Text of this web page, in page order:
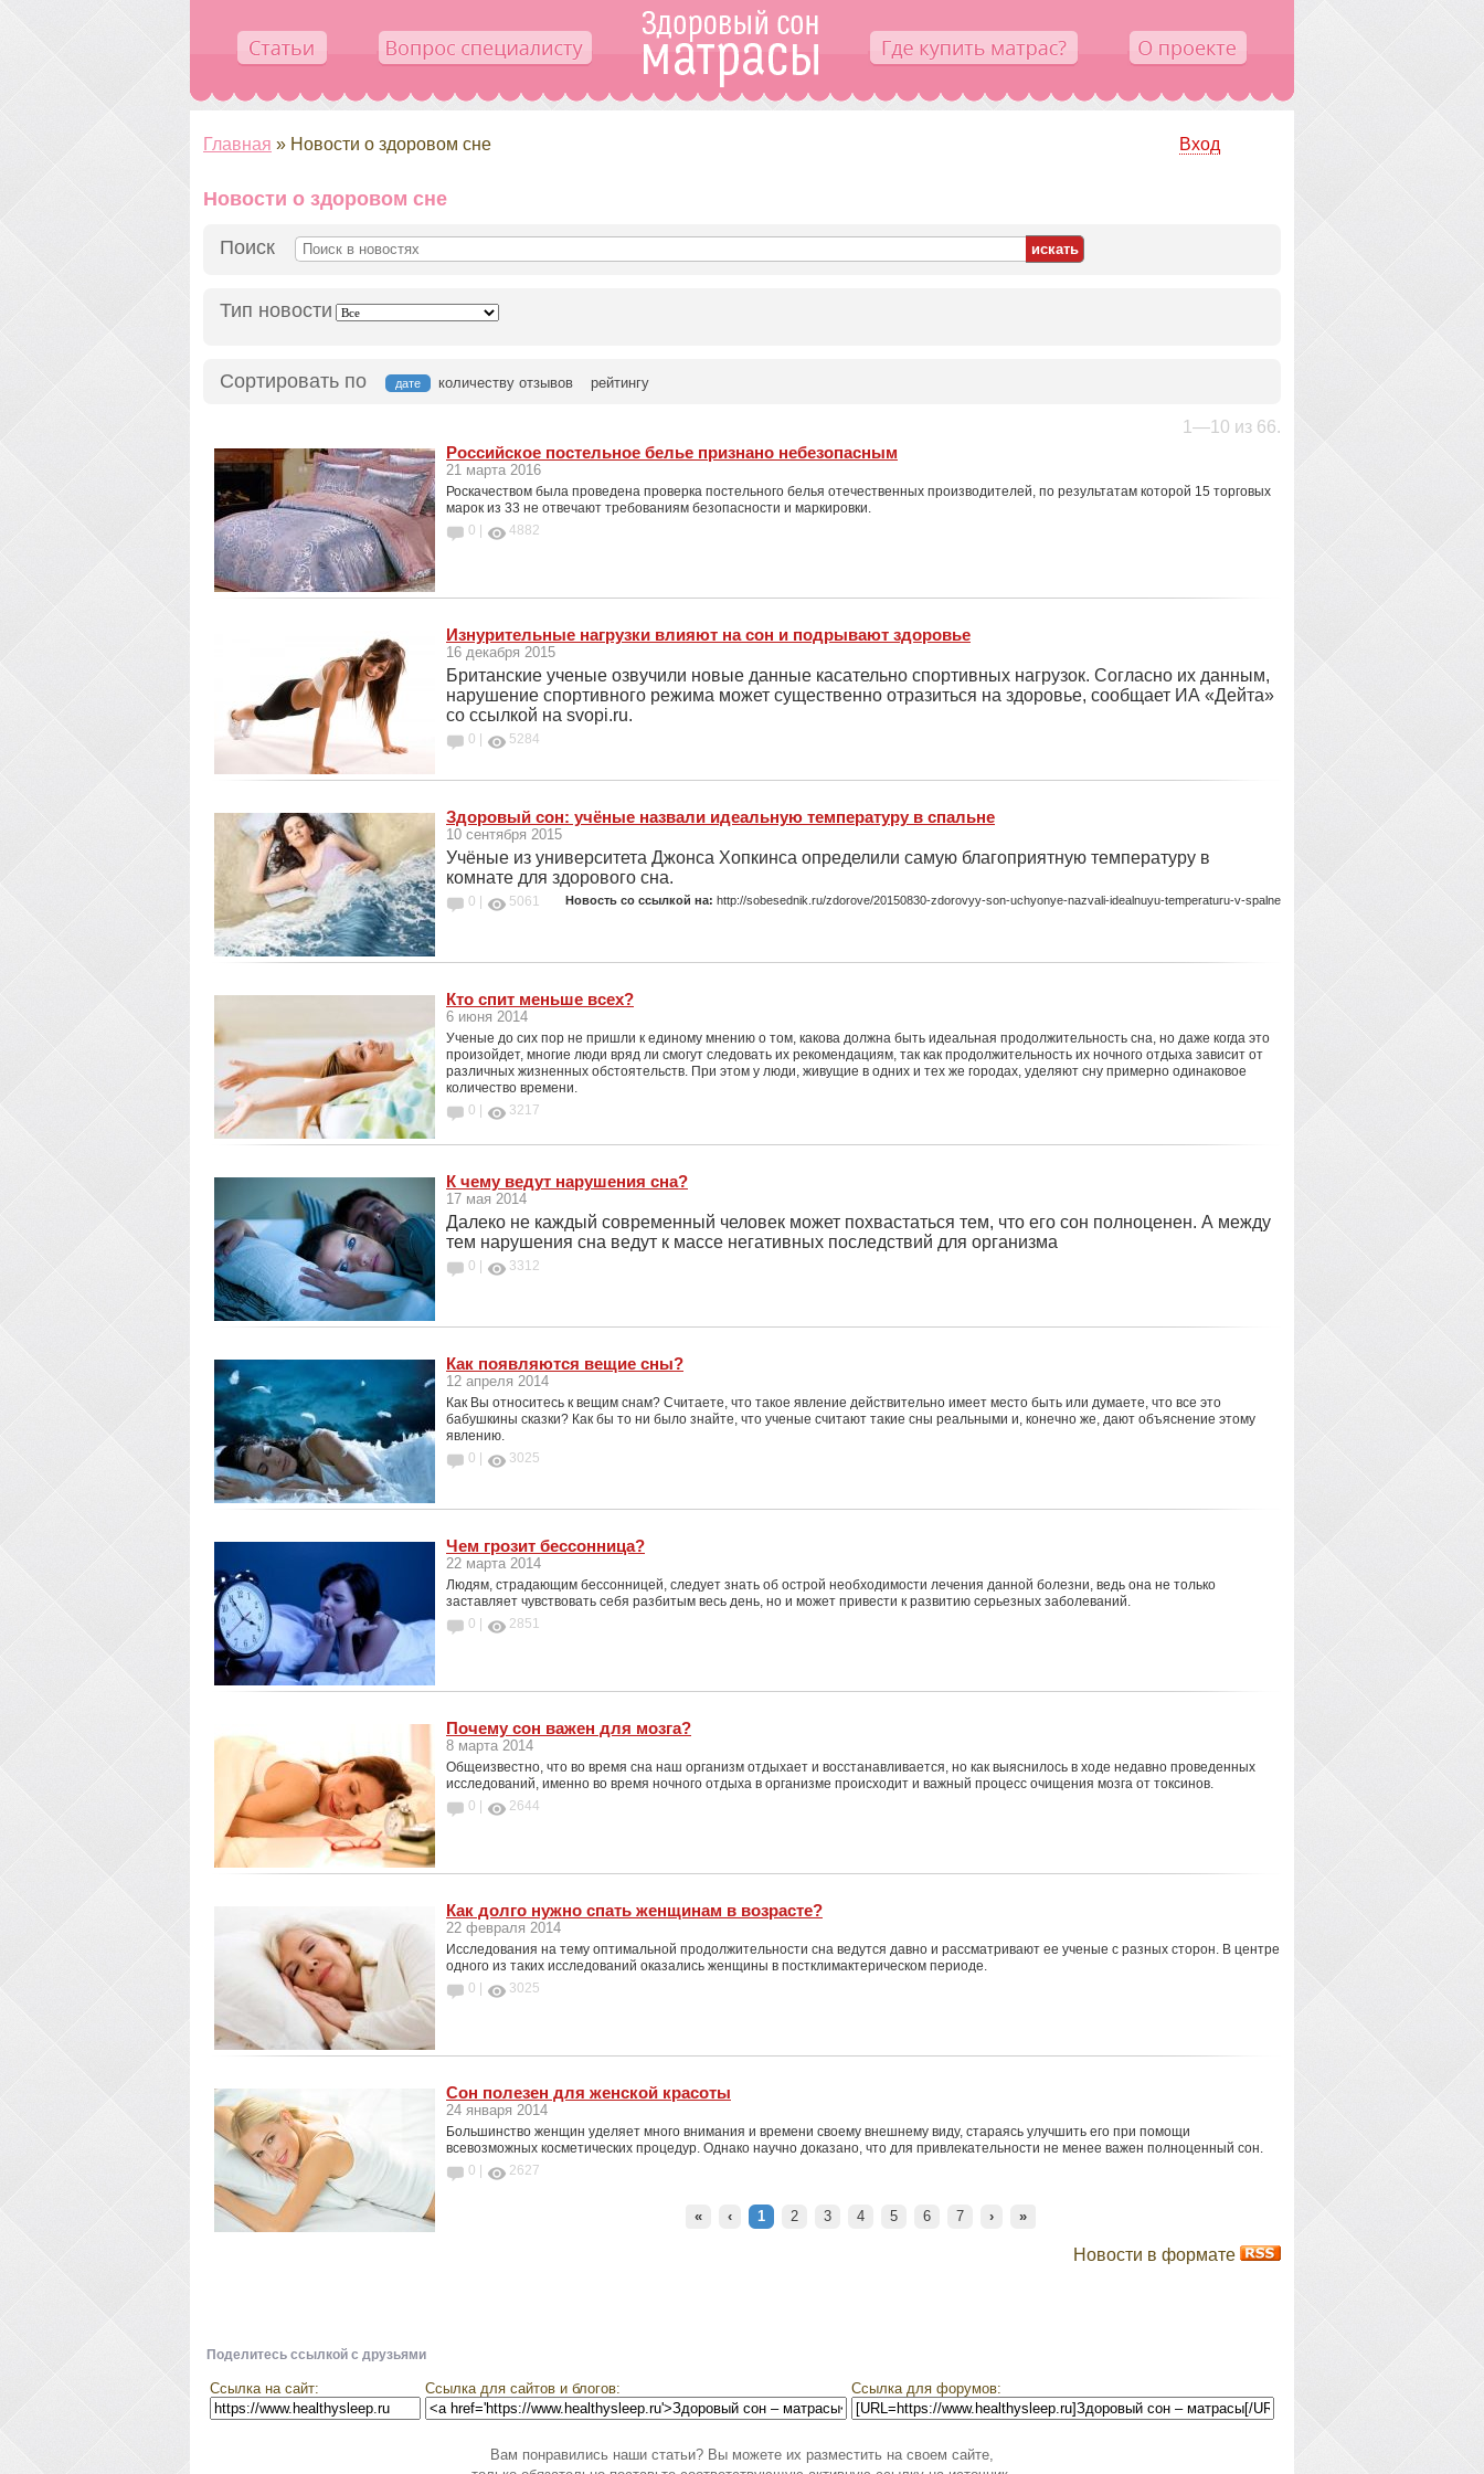
Главная » Новости о здоровом сне Вход
Новости о здоровом сне
Поиск
Тип новости
Сортировать по дате количеству отзывов рейтингу
1—10 из 66.
Российское постельное белье признано небезопасным
21 марта 2016
Роскачеством была проведена проверка постельного белья отечественных производителей, по результатам которой 15 торговых
марок из 33 не отвечают требованиям безопасности и маркировки.
0 |
4882
Изнурительные нагрузки влияют на сон и подрывают здоровье
16 декабря 2015
Британские ученые озвучили новые данные касательно спортивных нагрузок. Согласно их данным,
нарушение спортивного режима может существенно отразиться на здоровье, сообщает ИА «Дейта»
со ссылкой на svopi.ru.
0 | 5284
Здоровый сон: учёные назвали идеальную температуру в спальне
10 сентября 2015
Учёные из университета Джонса Хопкинса определили самую благоприятную температуру в
комнате для здорового сна.
0 | 5061 Новость со ссылкой на: http://sobesednik.ru/zdorove/20150830-zdorovyy-son-uchyonye-nazvali-idealnuyu-temperaturu-v-spalne
Кто спит меньше всех?
6 июня 2014
Ученые до сих пор не пришли к единому мнению о том, какова должна быть идеальная продолжительность сна, но даже когда это
произойдет, многие люди вряд ли смогут следовать их рекомендациям, так как продолжительность их ночного отдыха зависит от
различных жизненных обстоятельств. При этом у люди, живущие в одних и тех же городах, уделяют сну примерно одинаковое
количество времени.
0 |
3217
К чему ведут нарушения сна?
17 мая 2014
Далеко не каждый современный человек может похвастаться тем, что его сон полноценен. А между
тем нарушения сна ведут к массе негативных последствий для организма
0 | 3312
Как появляются вещие сны?
12 апреля 2014
Как Вы относитесь к вещим снам? Считаете, что такое явление действительно имеет место быть или думаете, что все это
бабушкины сказки? Как бы то ни было знайте, что ученые считают такие сны реальными и, конечно же, дают объяснение этому
явлению.
0 |
3025
Чем грозит бессонница?
22 марта 2014
Людям, страдающим бессонницей, следует знать об острой необходимости лечения данной болезни, ведь она не только
заставляет чувствовать себя разбитым весь день, но и может привести к развитию серьезных заболеваний.
0 |
2851
Почему сон важен для мозга?
8 марта 2014
Общеизвестно, что во время сна наш организм отдыхает и восстанавливается, но как выяснилось в ходе недавно проведенных
исследований, именно во время ночного отдыха в организме происходит и важный процесс очищения мозга от токсинов.
0 |
2644
Как долго нужно спать женщинам в возрасте?
22 февраля 2014
Исследования на тему оптимальной продолжительности сна ведутся давно и рассматривают ее ученые с разных сторон. В центре
одного из таких исследований оказались женщины в постклимактерическом периоде.
0 |
3025
Сон полезен для женской красоты
24 января 2014
Большинство женщин уделяет много внимания и времени своему внешнему виду, стараясь улучшить его при помощи
всевозможных косметических процедур. Однако научно доказано, что для привлекательности не менее важен полноценный сон.
0 |
2627
« ‹ 1 2 3 4 5 6 7 › »
Новости в формате
Поделитесь ссылкой с друзьями
Ссылка на сайт: Ссылка для сайтов и блогов: Ссылка для форумов:
Вам понравились наши статьи? Вы можете их разместить на своем сайте,